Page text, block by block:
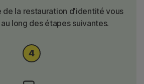
de la restauration d'identité vous
long des étapes suivantes.